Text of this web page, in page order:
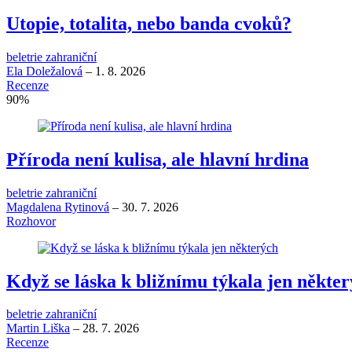
Utopie, totalita, nebo banda cvoků?
beletrie zahraniční
Ela Doležalová – 1. 8. 2026
Recenze
90%
Příroda není kulisa, ale hlavní hrdina
beletrie zahraniční
Magdalena Rytinová – 30. 7. 2026
Rozhovor
Když se láska k bližnímu týkala jen
beletrie zahraniční
Martin Liška – 28. 7. 2026
Recenze